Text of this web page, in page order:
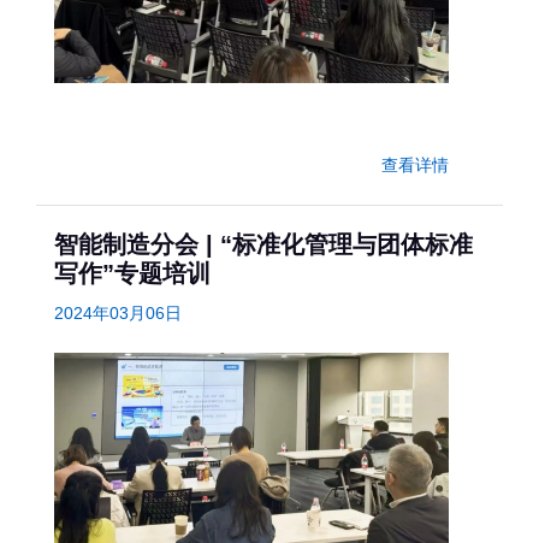
查看详情
智能制造分会 | “标准化管理与团体标准
写作”专题培训
2024年03月06日